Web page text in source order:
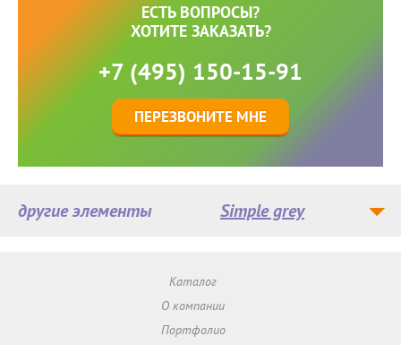
ЕСТЬ ВОПРОСЫ?
ХОТИТЕ ЗАКАЗАТЬ?
+7 (495) 150-15-91
ПЕРЕЗВОНИТЕ МНЕ
другие элементы Simple grey
Каталог
О компании
Портфолио